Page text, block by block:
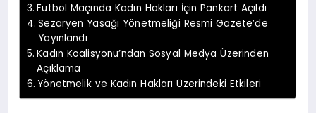
Futbol Maçında Kadın Hakları İçin Pankart Açıldı
Sezaryen Yasağı Yönetmeliği Resmi Gazete’de
Yayınlandı
Kadın Koalisyonu’ndan Sosyal Medya Üzerinden
Açıklama
Yönetmelik ve Kadın Hakları Üzerindeki Etkileri